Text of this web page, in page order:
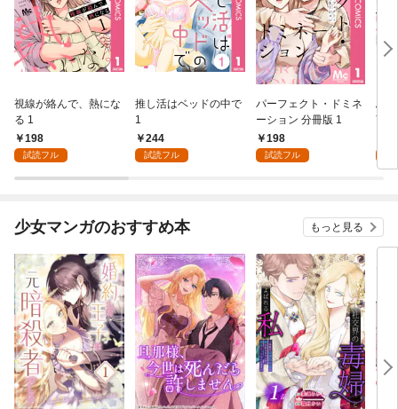
視線が絡んで、熱にな
る 1
198
試読フル
推し活はベッドの中で
1
244
試読フル
パーフェクト・ドミネ
ーション 分冊版 1
198
試読フル
ふ
言
少女マンガのおすすめ本 もっと見る